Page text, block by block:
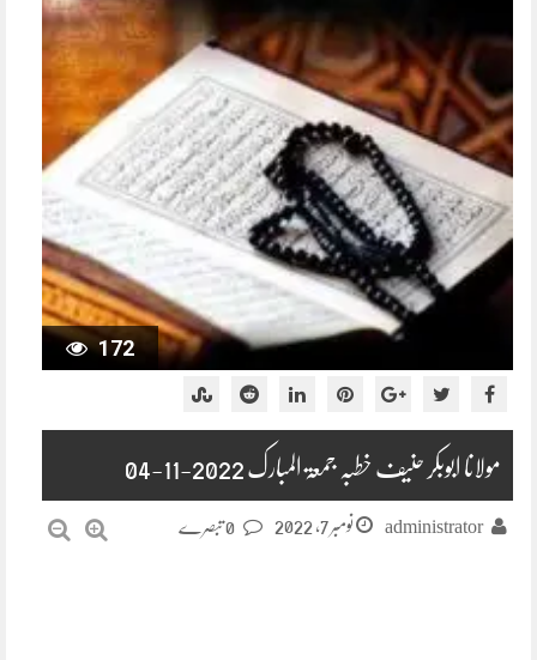
172
مولانا ابوبکر حنیف خطبہ جمعۃ المبارک 2022-11-04
administrator نومبر 7, 2022